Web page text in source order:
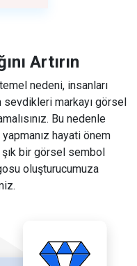
Artırın
nedeni, insanları
sevdikleri markayı görsel
Bu nedenle
hayati önem
şık bir görsel sembol
oluşturucumuza